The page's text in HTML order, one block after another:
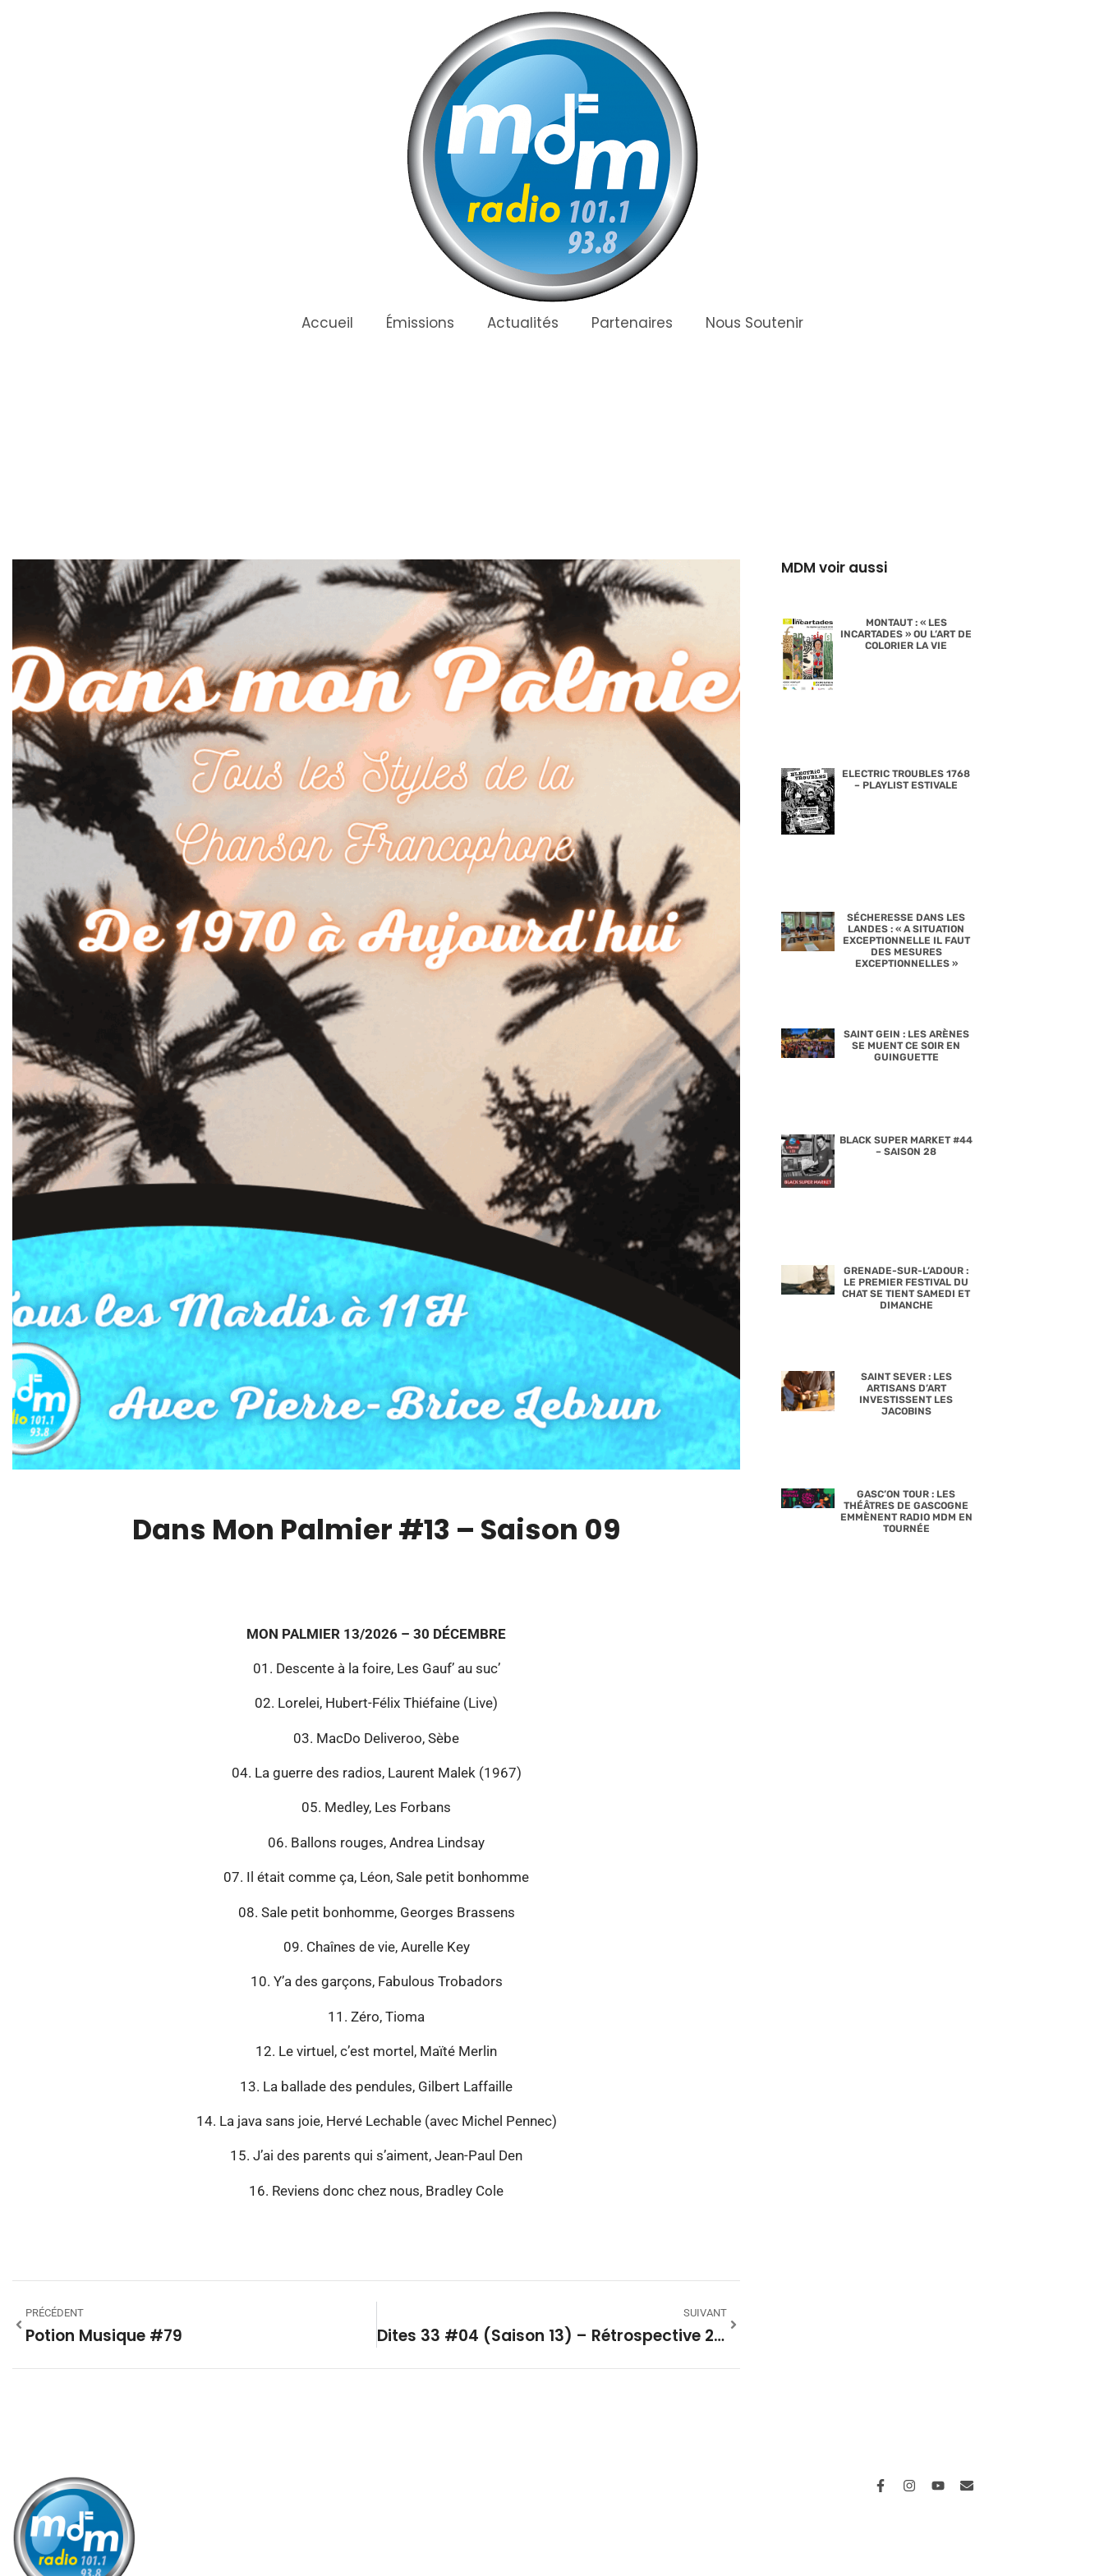
Accueil Émissions Actualités Partenaires Nous Soutenir
Dans Mon Palmier #13 – Saison 09
MON PALMIER 13/2026 – 30 DÉCEMBRE
01. Descente à la foire, Les Gauf’ au suc’
02. Lorelei, Hubert-Félix Thiéfaine (Live)
03. MacDo Deliveroo, Sèbe
04. La guerre des radios, Laurent Malek (1967)
05. Medley, Les Forbans
06. Ballons rouges, Andrea Lindsay
07. Il était comme ça, Léon, Sale petit bonhomme
08. Sale petit bonhomme, Georges Brassens
09. Chaînes de vie, Aurelle Key
10. Y’a des garçons, Fabulous Trobadors
11. Zéro, Tioma
12. Le virtuel, c’est mortel, Maïté Merlin
13. La ballade des pendules, Gilbert Laffaille
14. La java sans joie, Hervé Lechable (avec Michel Pennec)
15. J’ai des parents qui s’aiment, Jean-Paul Den
16. Reviens donc chez nous, Bradley Cole
PRÉCÉDENT
Potion Musique #79
SUIVANT
Dites 33 #04 (Saison 13) – Rétrospective 2025
MDM voir aussi
MONTAUT : « LES
INCARTADES » OU L’ART DE
COLORIER LA VIE
ELECTRIC TROUBLES 1768
– PLAYLIST ESTIVALE
SÉCHERESSE DANS LES
LANDES : « A SITUATION
EXCEPTIONNELLE IL FAUT
DES MESURES
EXCEPTIONNELLES »
SAINT GEIN : LES ARÈNES
SE MUENT CE SOIR EN
GUINGUETTE
BLACK SUPER MARKET #44
– SAISON 28
GRENADE-SUR-L’ADOUR :
LE PREMIER FESTIVAL DU
CHAT SE TIENT SAMEDI ET
DIMANCHE
SAINT SEVER : LES
ARTISANS D’ART
INVESTISSENT LES
JACOBINS
GASC’ON TOUR : LES
THÉÂTRES DE GASCOGNE
EMMÈNENT RADIO MDM EN
TOURNÉE